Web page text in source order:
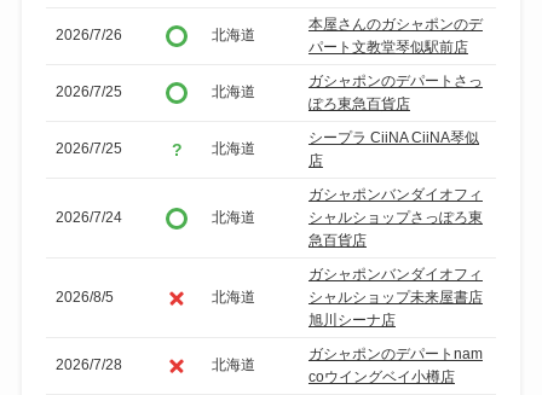
2026/7/26 北海道
本屋さんのガシャポンのデ
パート文教堂琴似駅前店
2026/7/25 北海道
ガシャポンのデパートさっ
ぽろ東急百貨店
2026/7/25 北海道
シープラ CiiNA CiiNA琴似
店
2026/7/24 北海道
ガシャポンバンダイオフィ
シャルショップさっぽろ東
急百貨店
2026/8/5 北海道
ガシャポンバンダイオフィ
シャルショップ未来屋書店
旭川シーナ店
2026/7/28 北海道
ガシャポンのデパートnam
coウイングベイ小樽店